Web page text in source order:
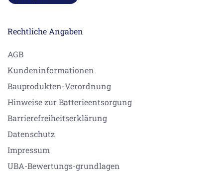
Rechtliche Angaben
AGB
Kundeninformationen
Bauprodukten-Verordnung
Hinweise zur Batterieentsorgung
Barrierefreiheitserklärung
Datenschutz
Impressum
UBA-Bewertungs-grundlagen